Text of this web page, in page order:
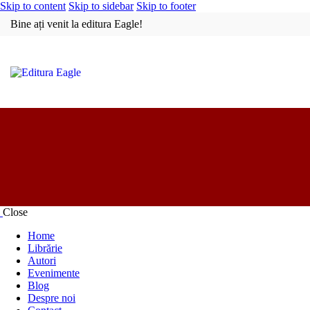
Skip to content Skip to sidebar Skip to footer
Bine ați venit la editura Eagle!
Close
Home
Librărie
Autori
Evenimente
Blog
Despre noi